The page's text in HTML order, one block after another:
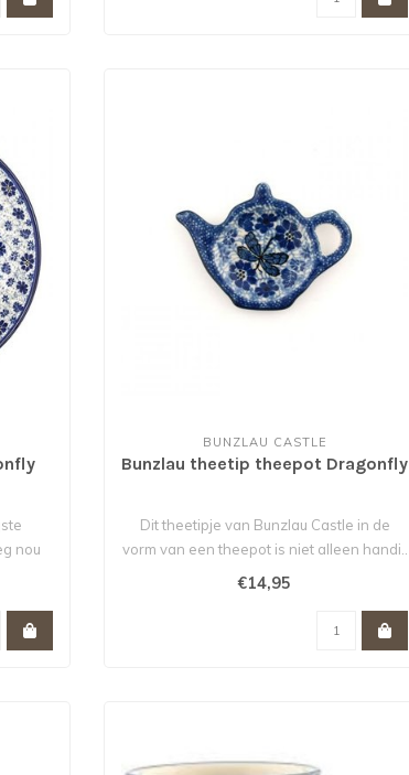
nou
BUNZLAU CASTLE
Bunzlau theetip theepot Dragonfly
Dit theetipje van Bunzlau Castle in de
vorm van een theepot is niet alleen handi..
€14,95